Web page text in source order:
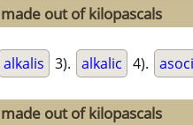
out of kilopascals
alkalis 3). alkalic 4).
out of kilopascals